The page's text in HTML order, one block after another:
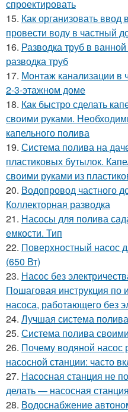
спроектировать
15. Как организовать
провести воду в частный
16. Разводка труб в
разводка труб
17. Монтаж канализации в
2-3-этажном доме
18. Как быстро сделать
своими руками.
капельного полива
19. Система полива на
пластиковых бутылок.
своими руками из
20. Водопровод частного
Коллекторная разводка
21. Насосы для полива
емкости. Тип
22. Поверхностный
(650 Вт)
23. Насос без
Пошаговая инструкция по
насоса, работающего без
24. Лучшая система
25. Система полива
26. Почему водяной насос
насосной станции: часто
27. Насосная станция не
делать — насосная
28. Водоснабжение